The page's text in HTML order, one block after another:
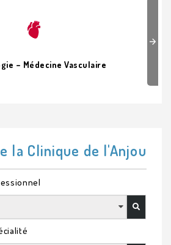
Next
la Clinique de l'Anjou